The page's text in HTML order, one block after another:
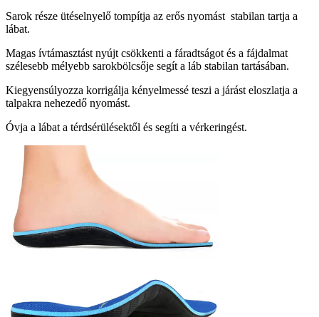
Sarok része ütéselnyelő tompítja az erős nyomást stabilan tartja a
lábat.
Magas ívtámasztást nyújt csökkenti a fáradtságot és a fájdalmat
szélesebb mélyebb sarokbölcsője segít a láb stabilan tartásában.
Kiegyensúlyozza korrigálja kényelmessé teszi a járást eloszlatja a
talpakra nehezedő nyomást.
Óvja a lábat a térdsérülésektől és segíti a vérkeringést.